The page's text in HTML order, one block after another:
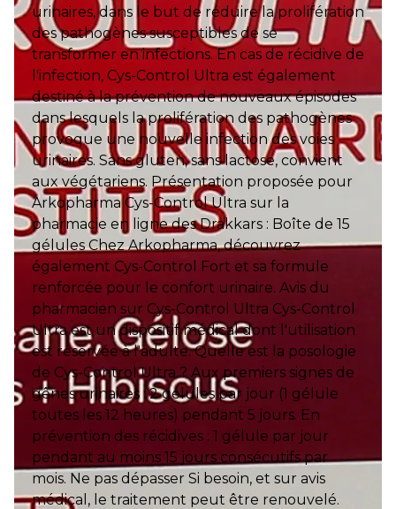
urinaires, dans le but de réduire la prolifération
des pathogènes susceptibles de se
transformer en infections. En cas de récidive de
l'infection, Cys-Control Ultra est également
destiné à la prévention de nouveaux épisodes
dans lesquels la prolifération des pathogènes
provoque une nouvelle infection des voies
urinaires. Sans gluten, sans lactose, convient
aux végétariens. Présentation proposée pour
Arkopharma Cys-Control Ultra sur la
pharmacie en ligne des Drakkars : Boîte de 15
gélules Chez Arkopharma, découvrez
également Cys-Control Fort et sa formule
renforcée pour le confort urinaire. Avis du
pharmacien sur Cys-Control Ultra Cys-Control
Ultra est un dispositif médical dont l'utilisation
est réservée à l'adulte. Quelle est la posologie
de Cys-Control Ultra ? Aux premiers signes de
gênes urinaires : 2 gélules par jour (1 gélule
toutes les 12 heures) pendant 5 jours. En
prévention des récidives : 1 gélule par jour
pendant au moins 15 jours consécutifs par
mois. Ne pas dépasser Si besoin, et sur avis
médical, le traitement peut être renouvelé.